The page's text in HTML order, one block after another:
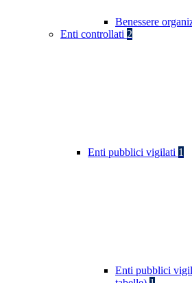
Benessere
Enti controllati 2
Enti pubblici vigilati 1
Enti pubblici